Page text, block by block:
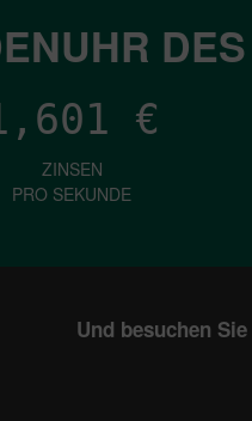
€
ZINSEN
PRO SEKUNDE
Und besuchen